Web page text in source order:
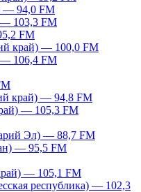
— 94,0 FM
— 103,3 FM
FM
край) — 100,0 FM
— 106,4 FM
край) — 94,8 FM
— 105,3 FM
Эл) — 88,7 FM
— 95,5 FM
— 105,1 FM
республика) — 102,3